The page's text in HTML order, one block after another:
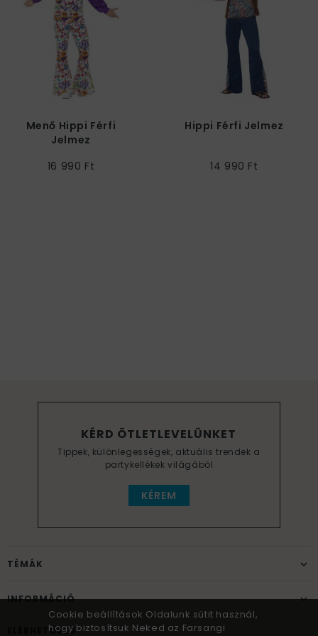
Menő Hippi Férfi
Jelmez
16 990 Ft
Hippi Férfi Jelmez
14 990 Ft
KÉRD ÖTLETLEVELÜNKET
Tippek, különlegességek, aktuális trendek a
partykellékek világából
KÉREM
TÉMÁK
INFORMÁCIÓ
ELÉRHETŐSÉG
Cookie beállítások Oldalunk sütit használ,
hogy biztosítsuk Neked az Farsangi